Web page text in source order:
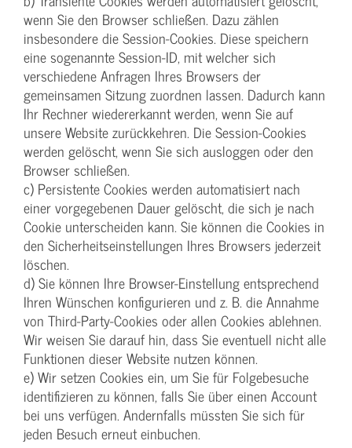
wenn Sie den Browser schließen. Dazu zählen
insbesondere die Session-Cookies. Diese speichern
eine sogenannte Session-ID, mit welcher sich
verschiedene Anfragen Ihres Browsers der
gemeinsamen Sitzung zuordnen lassen. Dadurch kann
Ihr Rechner wiedererkannt werden, wenn Sie auf
unsere Website zurückkehren. Die Session-Cookies
werden gelöscht, wenn Sie sich ausloggen oder den
Browser schließen.
c) Persistente Cookies werden automatisiert nach
einer vorgegebenen Dauer gelöscht, die sich je nach
Cookie unterscheiden kann. Sie können die Cookies in
den Sicherheitseinstellungen Ihres Browsers jederzeit
löschen.
d) Sie können Ihre Browser-Einstellung entsprechend
Ihren Wünschen konfigurieren und z. B. die Annahme
von Third-Party-Cookies oder allen Cookies ablehnen.
Wir weisen Sie darauf hin, dass Sie eventuell nicht alle
Funktionen dieser Website nutzen können.
e) Wir setzen Cookies ein, um Sie für Folgebesuche
identifizieren zu können, falls Sie über einen Account
bei uns verfügen. Andernfalls müssten Sie sich für
jeden Besuch erneut einbuchen.